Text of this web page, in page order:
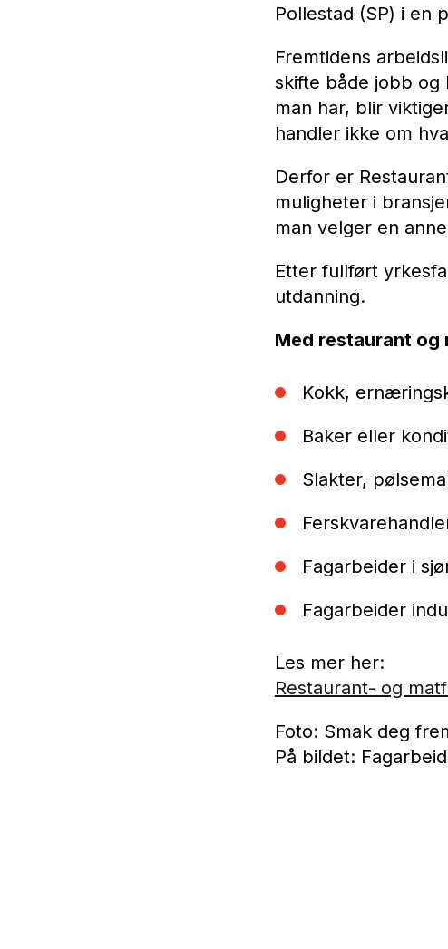
Pollestad (SP) i en
Fremtidens
skifte både jobb og
man har, blir
handler ikke om
Derfor er
muligheter i
man velger en
Etter fullført
utdanning.
Med restaurant og
Kokk,
Baker eller
Slakter,
Fagarbeider i
Fagarbeider
Les mer her:
Restaurant- og
Foto: Smak deg
På bildet: